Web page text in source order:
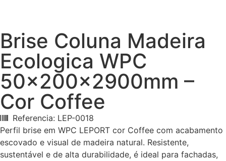
Brise Coluna Madeira
Ecologica WPC
50x200x2900mm –
Cor Coffee
Referencia: LEP-0018
Perfil brise em WPC LEPORT cor Coffee com acabamento
escovado e visual de madeira natural. Resistente,
sustentável e de alta durabilidade, é ideal para fachadas,